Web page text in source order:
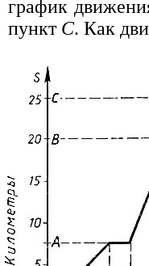
график
пункт С. Как